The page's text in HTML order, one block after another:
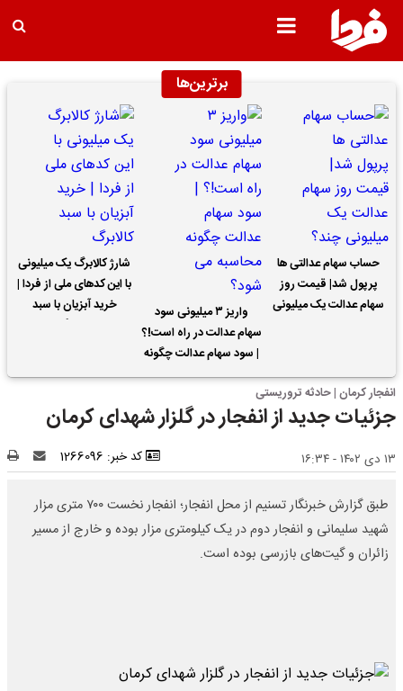
برترین‌ها
حساب سهام عدالتی ها
پرپول شد| قیمت روز
سهام عدالت یک میلیونی
واریز ۳ میلیونی سود
سهام عدالت در راه است!؟
| سود سهام عدالت چگونه
محاسبه می شود؟
شارژ کالابرگ یک میلیونی
با این کدهای ملی از فردا |
خرید آبزیان با سبد
انفجار کرمان | حادثه تروریستی
جزئیات جدید از انفجار در گلزار شهدای کرمان
۱۳ دی ۱۴۰۲ - ۱۶:۳۴ کد خبر: 1266096
طبق گزارش خبرنگار تسنیم از محل انفجار؛ انفجار نخست ۷۰۰ متری مزار
شهید سلیمانی و انفجار دوم در یک کیلومتری مزار بوده و خارج از مسیر
زائران و گیت‌های بازرسی بوده است.